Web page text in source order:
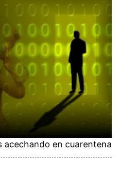
acechando en cuarentena